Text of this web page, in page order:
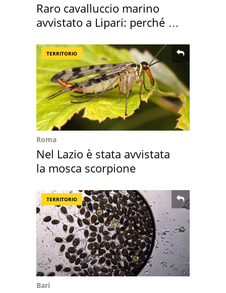
Raro cavalluccio marino
avvistato a Lipari: perché è
TERRITORIO
Roma
Nel Lazio è stata avvistata
la mosca scorpione
TERRITORIO
Bari